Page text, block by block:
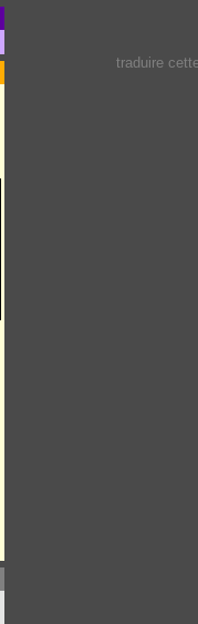
traduire